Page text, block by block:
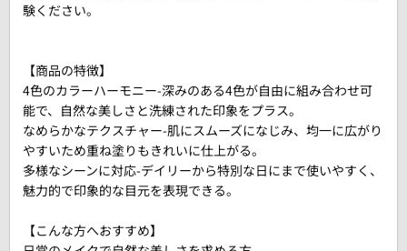
験ください。
【商品の特徴】
4色のカラーハーモニー-深みのある4色が自由に組み合わせ可
能で、自然な美しさと洗練された印象をプラス。
なめらかなテクスチャー-肌にスムーズになじみ、均一に広がり
やすいため重ね塗りもきれいに仕上がる。
多様なシーンに対応-デイリーから特別な日にまで使いやすく、
魅力的で印象的な目元を表現できる。
【こんな方へおすすめ】